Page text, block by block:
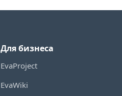
Для бизнеса
EvaProject
EvaWiki